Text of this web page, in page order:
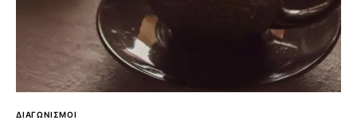
ΔΙΑΓΩΝΙΣΜΟΙ